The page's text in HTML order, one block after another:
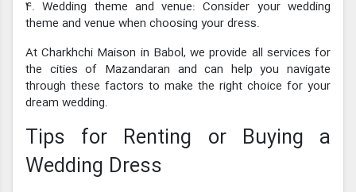
4. Wedding theme and venue: Consider your wedding
theme and venue when choosing your dress.
At Charkhchi Maison in Babol, we provide all services for
the cities of Mazandaran and can help you navigate
through these factors to make the right choice for your
dream wedding.
Tips for Renting or Buying a
Wedding Dress